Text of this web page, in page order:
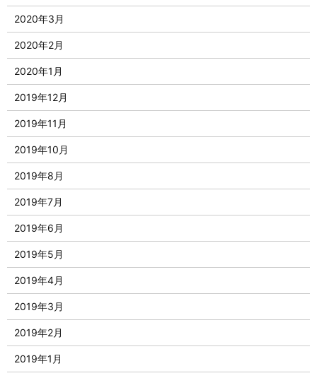
2020年3月
2020年2月
2020年1月
2019年12月
2019年11月
2019年10月
2019年8月
2019年7月
2019年6月
2019年5月
2019年4月
2019年3月
2019年2月
2019年1月